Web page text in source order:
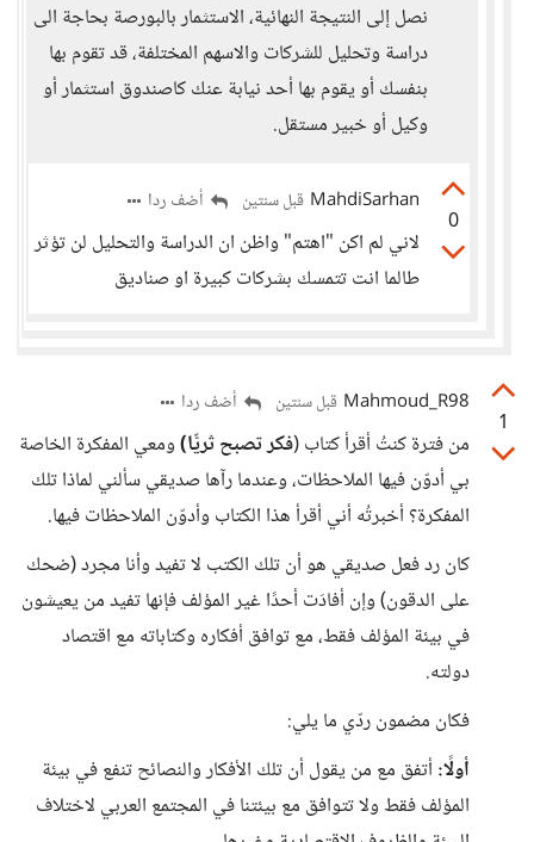
نصل إلى النتيجة النهائية، الاستثمار بالبورصة بحاجة الى
دراسة وتحليل للشركات والاسهم المختلفة، قد تقوم بها
بنفسك أو يقوم بها أحد نيابة عنك كاصندوق استثمار أو
وكيل أو خبير مستقل.
0
MahdiSarhan قبل سنتين أضف ردا
لاني لم اكن "اهتم" واظن ان الدراسة والتحليل لن تؤثر
طالما انت تتمسك بشركات كبيرة او صناديق
1
Mahmoud_R98 قبل سنتين أضف ردا
من فترة كنتُ أقرأ كتاب (فكر تصبح ثريًّا)ومعي المفكرة الخاصة
بي أدوّن فيها الملاحظات، وعندما رآها صديقي سألني لماذا تلك
المفكرة؟ أخبرتُه أني أقرأ هذا الكتاب وأدوّن الملاحظات فيها.
كان رد فعل صديقي هو أن تلك الكتب لا تفيد وأنا مجرد (ضحك
على الدقون) وإن أفادَت أحدًا غير المؤلف فإنها تفيد من يعيشون
في بيئة المؤلف فقط، مع توافق أفكاره وكتاباته مع اقتصاد
دولته.
فكان مضمون ردّي ما يلي:
أولًا: أتفق مع من يقول أن تلك الأفكار والنصائح تنفع في بيئة
المؤلف فقط ولا تتوافق مع بيئتنا في المجتمع العربي لاختلاف